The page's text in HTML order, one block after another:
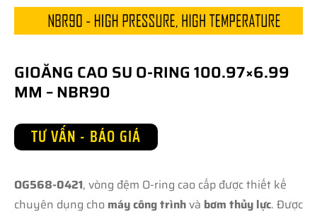
GIOĂNG CAO SU O-RING 100.97×6.99
MM – NBR90
TƯ VẤN - BÁO GIÁ
OG568-0421, vòng đệm O-ring cao cấp được thiết kế
chuyên dụng cho máy công trìnhvà bơm thủy lực. Được